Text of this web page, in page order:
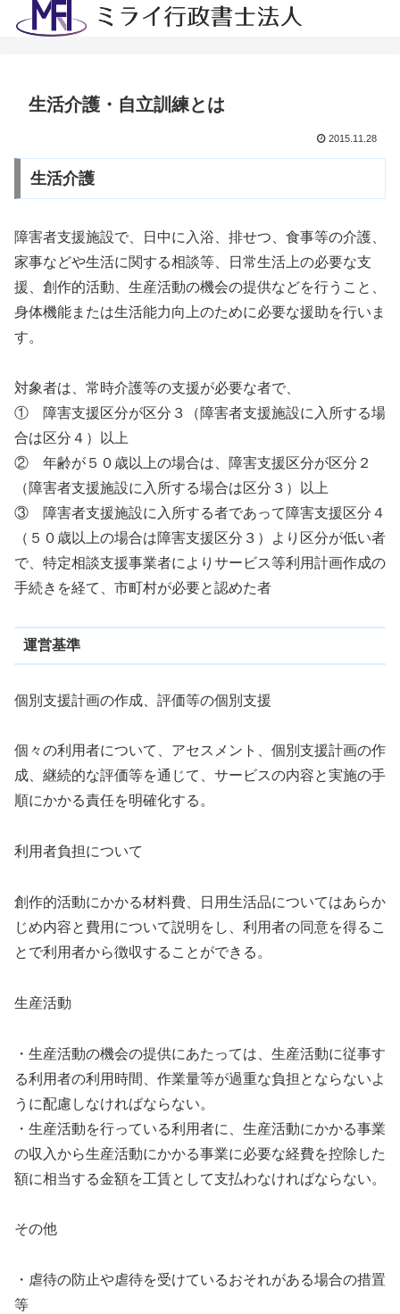
生活介護・自立訓練とは
2015.11.28
生活介護
障害者支援施設で、日中に入浴、排せつ、食事等の介護、
家事などや生活に関する相談等、日常生活上の必要な支
援、創作的活動、生産活動の機会の提供などを行うこと、
身体機能または生活能力向上のために必要な援助を行いま
す。
対象者は、常時介護等の支援が必要な者で、
① 障害支援区分が区分３（障害者支援施設に入所する場
合は区分４）以上
② 年齢が５０歳以上の場合は、障害支援区分が区分２
（障害者支援施設に入所する場合は区分３）以上
③ 障害者支援施設に入所する者であって障害支援区分４
（５０歳以上の場合は障害支援区分３）より区分が低い者
で、特定相談支援事業者によりサービス等利用計画作成の
手続きを経て、市町村が必要と認めた者
運営基準
個別支援計画の作成、評価等の個別支援
個々の利用者について、アセスメント、個別支援計画の作
成、継続的な評価等を通じて、サービスの内容と実施の手
順にかかる責任を明確化する。
利用者負担について
創作的活動にかかる材料費、日用生活品についてはあらか
じめ内容と費用について説明をし、利用者の同意を得るこ
とで利用者から徴収することができる。
生産活動
・生産活動の機会の提供にあたっては、生産活動に従事す
る利用者の利用時間、作業量等が過重な負担とならないよ
うに配慮しなければならない。
・生産活動を行っている利用者に、生産活動にかかる事業
の収入から生産活動にかかる事業に必要な経費を控除した
額に相当する金額を工賃として支払わなければならない。
その他
・虐待の防止や虐待を受けているおそれがある場合の措置
等